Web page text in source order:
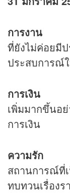
การงาน กา
ที่ยังไม่ค่อยมี
ประสบการณ์
การเงิน มีโ
เพิ่มมากขึ้นอ
การเงิน
ความรัก มีค
สถานการณ์ที่
ทบทวนเรื่องร